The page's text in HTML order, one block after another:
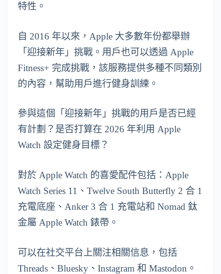
特性。
自 2016 年以來，Apple 大多數年份都舉辦
「迎接新年」挑戰。用戶也可以透過 Apple
Fitness+ 完成挑戰，該服務提供多種不同類別
的內容，幫助用戶進行健身訓練。
參與這個「迎接新年」挑戰的用戶是否已經
有計劃？是否打算在 2026 年利用 Apple
Watch 設定健身目標？
對於 Apple Watch 的喜愛配件包括：Apple
Watch Series 11、Twelve South Butterfly 2 合 1
充電底座、Anker 3 合 1 充電站和 Nomad 鈦
金屬 Apple Watch 錶帶。
可以在社交平台上關注相關信息，包括
Threads、Bluesky、Instagram 和 Mastodon。